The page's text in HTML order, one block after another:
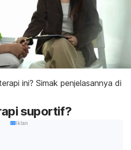
ini? Simak penjelasannya di
suportif?
Iklan